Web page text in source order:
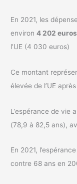
En 2021, les
environ4 202 euros
l’UE (4 030 euros)
Ce montant
élevée de l’UE après
L’espérance de vie
(78,9 à 82,5 ans),
En 2021,
contre 68 ans en